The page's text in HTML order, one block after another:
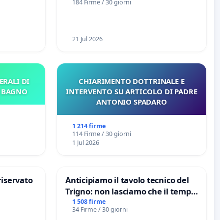
184 Firme / 30 giorni
21 Jul 2026
DI
CHIARIMENTO DOTTRINALE E
INTERVENTO SU ARTICOLO DI PADRE
ANTONIO SPADARO
1 214 firme
114 Firme / 30 giorni
1 Jul 2026
Anticipiamo il tavolo tecnico del
Trigno: non lasciamo che il tempo
rallenti le ricerche di Domenico
Racanati
1 508 firme
34 Firme / 30 giorni